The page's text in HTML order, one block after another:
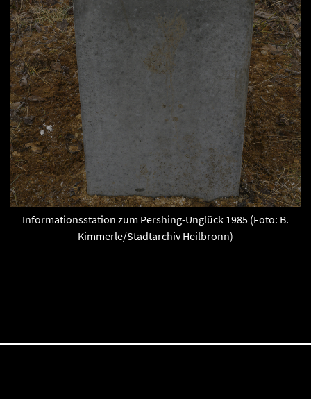
Informationsstation zum Pershing-Unglück 1985 (Foto: B.
Kimmerle/Stadtarchiv Heilbronn)